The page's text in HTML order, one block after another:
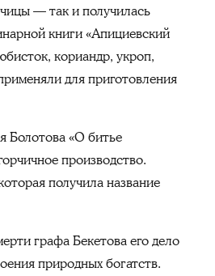
— так и получилась
книги «Апициевский
кориандр, укроп,
для приготовления
Болотова «О битье
производство.
получила название
графа Бекетова его дело
природных богатств.